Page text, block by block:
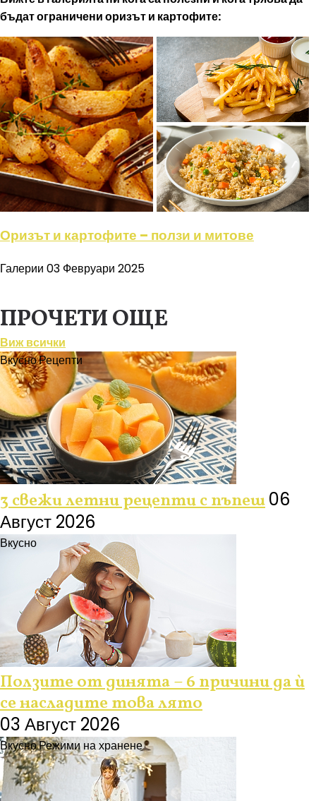
бъдат ограничени оризът и картофите:
Оризът и картофите – ползи и митове
Галерии 03 Февруари 2025
ПРОЧЕТИ ОЩЕ
Виж всички
ВкусноРецепти
3 свежи летни рецепти с пъпеш06
Август 2026
Вкусно
Ползите от динята – 6 причини да ѝ
се насладите това лято
03 Август 2026
ВкусноРежими на хранене